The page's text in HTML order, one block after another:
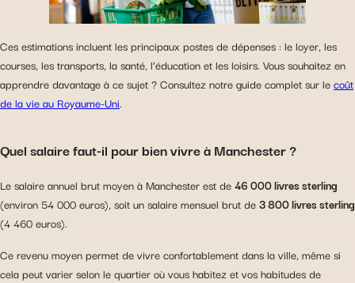
Ces estimations incluent les principaux postes de dépenses : le loyer, les
courses, les transports, la santé, l’éducation et les loisirs. Vous souhaitez en
apprendre davantage à ce sujet ? Consultez notre guide complet sur lecoût
de la vie au Royaume-Uni.
Quel salaire faut-il pour bien vivre à Manchester ?
Le salaire annuel brut moyen à Manchester est de46 000 livres sterling
(environ 54 000 euros), soit un salaire mensuel brut de3 800 livres sterling
(4 460 euros).
Ce revenu moyen permet de vivre confortablement dans la ville, même si
cela peut varier selon le quartier où vous habitez et vos habitudes de